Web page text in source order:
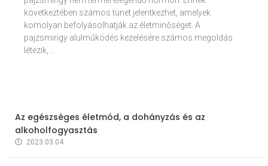
következtében számos tünet jelentkezhet, amelyek
komolyan befolyásolhatják az életminőséget. A
pajzsmirigy alulműködés kezelésére számos megoldás
létezik, …
Az egészséges életmód, a dohányzás és az
alkoholfogyasztás
2023.03.04.